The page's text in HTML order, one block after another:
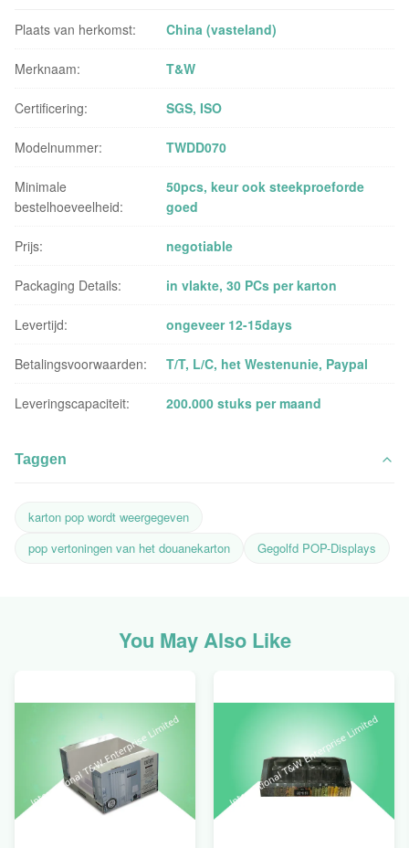
Plaats van herkomst: China (vasteland)
Merknaam: T&W
Certificering: SGS, ISO
Modelnummer: TWDD070
Minimale
bestelhoeveelheid:
50pcs, keur ook steekproeforde
goed
Prijs: negotiable
Packaging Details: in vlakte, 30 PCs per karton
Levertijd: ongeveer 12-15days
Betalingsvoorwaarden: T/T, L/C, het Westenunie, Paypal
Leveringscapaciteit: 200.000 stuks per maand
Taggen
karton pop wordt weergegeven
pop vertoningen van het douanekarton
Gegolfd POP-Displays
You May Also Like